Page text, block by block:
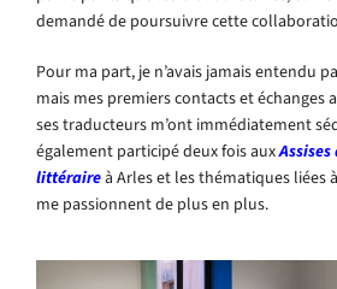
demandé de poursuivre cette
Pour ma part, je n’avais jamais entendu
mais mes premiers contacts et échanges
ses traducteurs m’ont immédiatement
également participé deux fois aux
littéraireà Arles et les thématiques
me passionnent de plus en plus.